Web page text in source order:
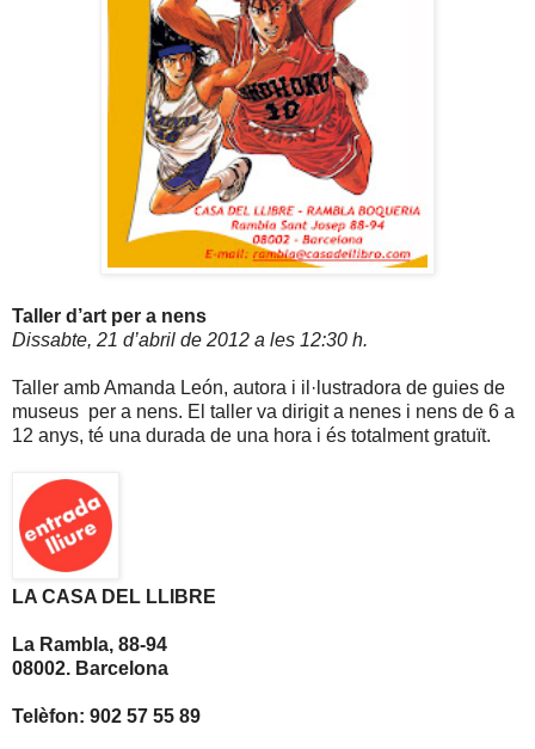
Taller d’art per a nens
Dissabte, 21 d’abril de 2012 a les 12:30 h.
Taller amb Amanda León, autora i il·lustradora de guies de
museus per a nens. El taller va dirigit a nenes i nens de 6 a
12 anys, té una durada de una hora i és totalment gratuït.
LA CASA DEL LLIBRE
La Rambla, 88-94
08002. Barcelona
Telèfon: 902 57 55 89